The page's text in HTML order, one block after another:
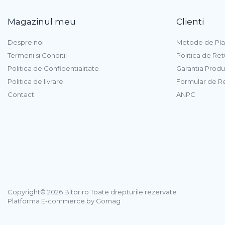
Caști Business
Microfoane & Reportofoane
Display & signage
Ecrane Digital Signage
Ecrane Touchscreen Digital
Signage
Plăci de Bază Intel
Plăci video
Magazinul meu
Despre noi
Termeni si Conditii
Politica de Confidentialitate
Politica de livrare
Contact
Clienti
Metode de
Politica de
Garantia
Formular de
ANPC
Copyright© 2026 Bitor.ro Toate drepturile rezervate
Platforma E-commerce by Gomag